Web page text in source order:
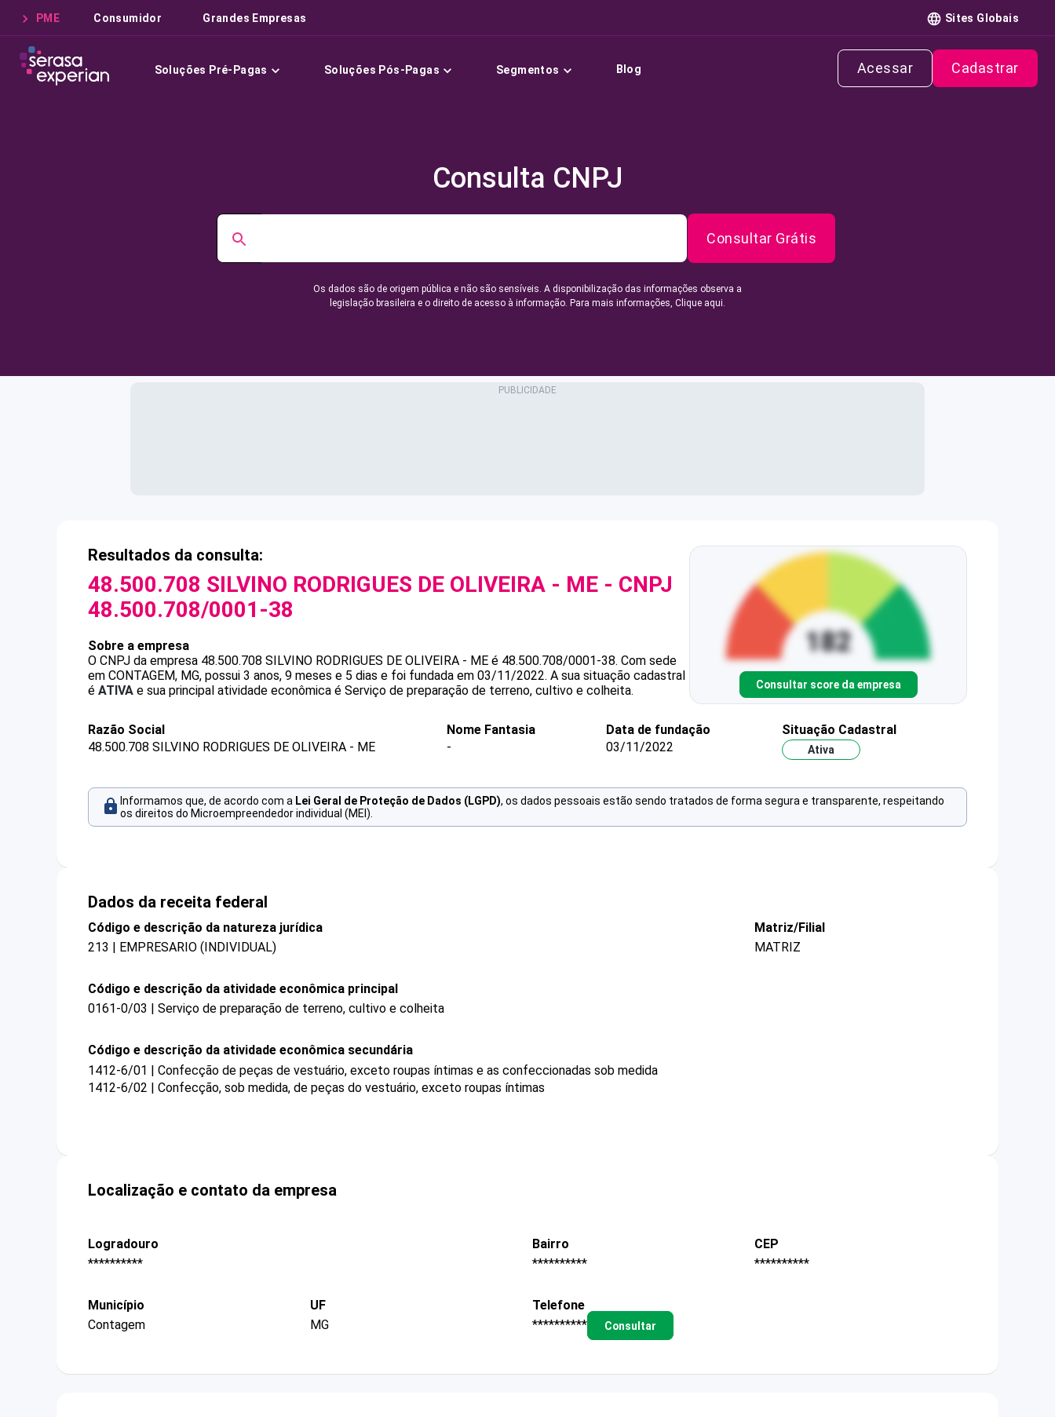
PME Consumidor Grandes Empresas Sites Globais
Soluções Pré-Pagas Soluções Pós-Pagas Segmentos Blog Acessar Cadastrar
Consulta CNPJ
Consultar Grátis
Os dados são de origem pública e não são sensíveis. A disponibilização das informações observa a
legislação brasileira e o direito de acesso à informação. Para mais informações, Clique aqui.
Resultados da consulta:
48.500.708 SILVINO RODRIGUES DE OLIVEIRA - ME - CNPJ
48.500.708/0001-38
Sobre a empresa
O CNPJ da empresa 48.500.708 SILVINO RODRIGUES DE OLIVEIRA - ME é 48.500.708/0001-38. Com sede
em CONTAGEM, MG, possui 3 anos, 9 meses e 5 dias e foi fundada em 03/11/2022. A sua situação cadastral
é ATIVA e sua principal atividade econômica é Serviço de preparação de terreno, cultivo e colheita. Consultar score da empresa
Razão Social
48.500.708 SILVINO RODRIGUES DE OLIVEIRA - ME
Nome Fantasia
-
Data de fundação
03/11/2022
Situação Cadastral
Ativa
Informamos que, de acordo com a Lei Geral de Proteção de Dados (LGPD), os dados pessoais estão sendo tratados de forma segura e transparente, respeitando
os direitos do Microempreendedor individual (MEI).
Dados da receita federal
Código e descrição da natureza jurídica
213 | EMPRESARIO (INDIVIDUAL)
Matriz/Filial
MATRIZ
Código e descrição da atividade econômica principal
0161-0/03 | Serviço de preparação de terreno, cultivo e colheita
Código e descrição da atividade econômica secundária
1412-6/01 | Confecção de peças de vestuário, exceto roupas íntimas e as confeccionadas sob medida
1412-6/02 | Confecção, sob medida, de peças do vestuário, exceto roupas íntimas
Localização e contato da empresa
Logradouro
**********
Bairro
**********
CEP
**********
Município
Contagem
UF
MG
Telefone
**********
Consultar